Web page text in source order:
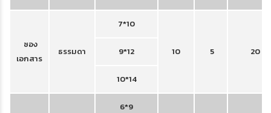
ซอง
เอกสาร
ธรรมดา
7*10
10 5 20
9*12
10*14
6*9